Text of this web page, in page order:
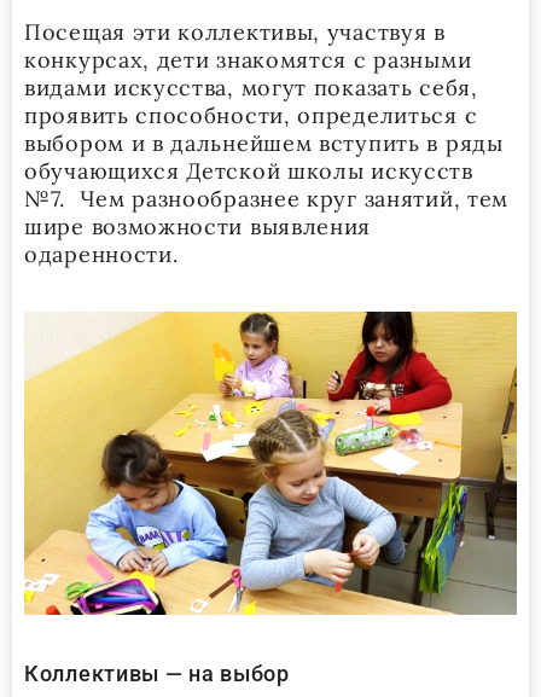
Посещая эти коллективы, участвуя в
конкурсах, дети знакомятся с разными
видами искусства, могут показать себя,
проявить способности, определиться с
выбором и в дальнейшем вступить в ряды
обучающихся Детской школы искусств
№7. Чем разнообразнее круг занятий, тем
шире возможности выявления
одаренности.
Коллективы — на выбор